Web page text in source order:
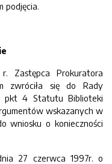
podjęcia.
Zastępca Prokuratora
zwróciła się do Rady
pkt 4 Statutu Biblioteki
wskazanych w
wniosku o konieczności
27 czerwca 1997r. o